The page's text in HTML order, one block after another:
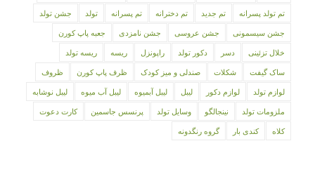
تم تولد پسرانه
تم جدید تم دخترانه تم پسرانه تولد
جشن تولد
جشن سیسمونی
جشن عروسی جشن نامزدی
جعبه پاپ کورن
خلال تزئینی
دسر دکور تولد راپونزل ریسه
ریسه تولد
ساک گیفت
شکلات صندلی و میز کودک ظرف پاپ کورن
ظروف
لوازم تولد
لوازم دکور لیبل لیبل آبمیوه لیبل آب میوه
لیبل نوشابه
ملزومات تولد
نینجالگو وسایل تولد پرنسس جاسمین
کارت دعوت
کلاه
کندی بار گروه رنگدونه